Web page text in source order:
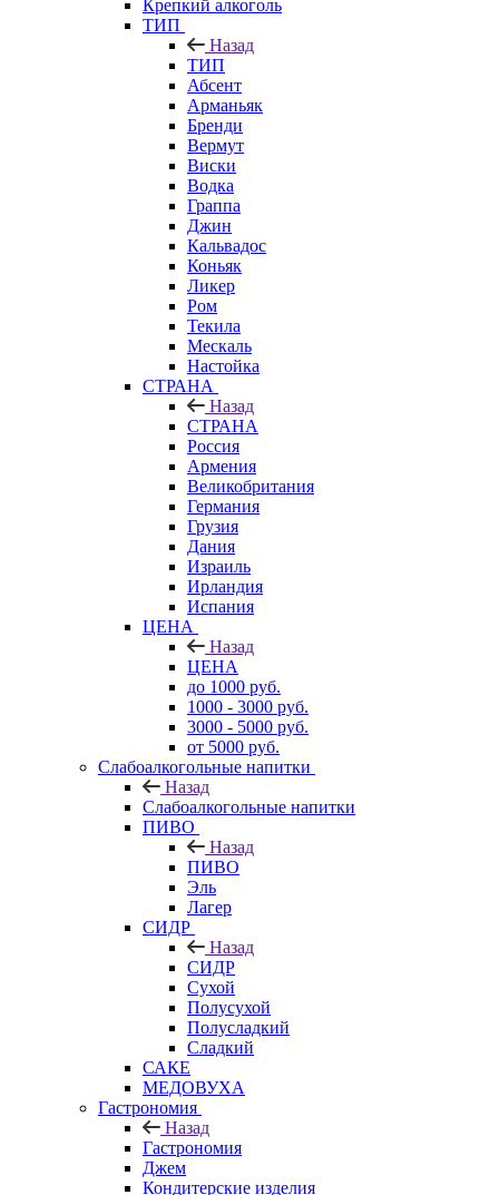
Крепкий алкоголь
ТИП
Назад
ТИП
Абсент
Арманьяк
Бренди
Вермут
Виски
Водка
Граппа
Джин
Кальвадос
Коньяк
Ликер
Ром
Текила
Мескаль
Настойка
СТРАНА
Назад
СТРАНА
Россия
Армения
Великобритания
Германия
Грузия
Дания
Израиль
Ирландия
Испания
ЦЕНА
Назад
ЦЕНА
до 1000 руб.
1000 - 3000 руб.
3000 - 5000 руб.
от 5000 руб.
Слабоалкогольные напитки
Назад
Слабоалкогольные напитки
ПИВО
Назад
ПИВО
Эль
Лагер
СИДР
Назад
СИДР
Сухой
Полусухой
Полусладкий
Сладкий
САКЕ
МЕДОВУХА
Гастрономия
Назад
Гастрономия
Джем
Кондитерские изделия